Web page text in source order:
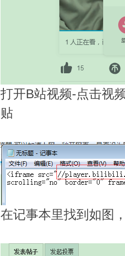
打开B站视频-点击视
贴
在记事本里找到如图